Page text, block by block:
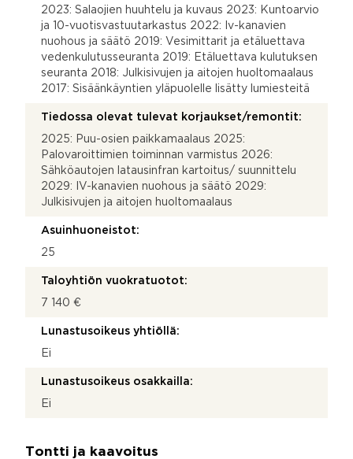
2023: Salaojien huuhtelu ja kuvaus 2023: Kuntoarvio
ja 10-vuotisvastuutarkastus 2022: Iv-kanavien
nuohous ja säätö 2019: Vesimittarit ja etäluettava
vedenkulutusseuranta 2019: Etäluettava kulutuksen
seuranta 2018: Julkisivujen ja aitojen huoltomaalaus
2017: Sisäänkäyntien yläpuolelle lisätty lumiesteitä
Tiedossa olevat tulevat korjaukset/remontit:
2025: Puu-osien paikkamaalaus 2025:
Palovaroittimien toiminnan varmistus 2026:
Sähköautojen latausinfran kartoitus/ suunnittelu
2029: IV-kanavien nuohous ja säätö 2029:
Julkisivujen ja aitojen huoltomaalaus
Asuinhuoneistot:
25
Taloyhtiön vuokratuotot:
7 140 €
Lunastusoikeus yhtiöllä:
Ei
Lunastusoikeus osakkailla:
Ei
Tontti ja kaavoitus